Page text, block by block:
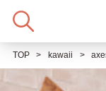
TOP kawaii